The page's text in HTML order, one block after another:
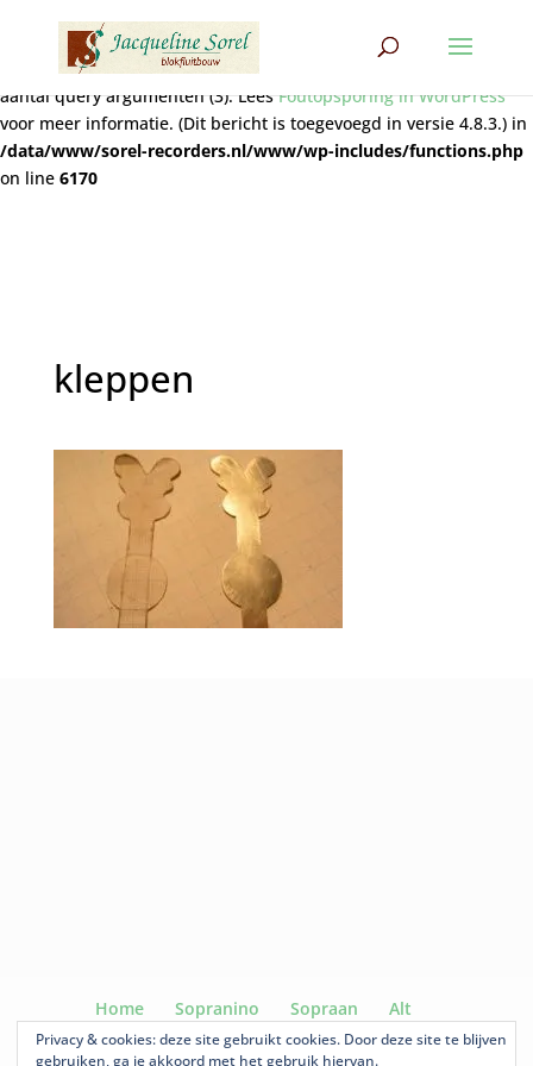
: Functie wpdb::prepare werd
aangeroepen. De
query bevat niet het juiste aantal plaatshouders (2) voor het
aantal query argumenten (3). LeesFoutopsporing in WordPress
voor meer informatie. (Dit bericht is toegevoegd in versie 4.8.3.) in
/data/www/sorel-recorders.nl/www/wp-includes/functions.php
on line 6170
kleppen
Home Sopranino Sopraan
Alt
Voice Flute
Tenor Ganassi Te Koop
Privacy & cookies: deze site gebruikt cookies. Door deze site te blijven
gebruiken, ga je akkoord met het gebruik hiervan.